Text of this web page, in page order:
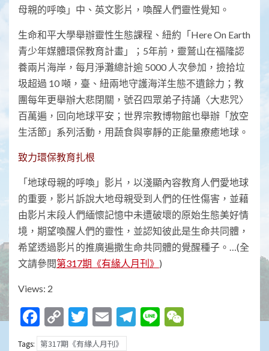
母親的呼喚」中、英文影片，喚醒人們靈性覺知。
生命和平大學舉辦靈性生態課程、紐約「Here On Earth
青少年媒體環保教育計畫」；5年前，靈鷲山在福隆認
養兩片海岸，每月淨灘總計逾 5000 人次參加，撿拾垃
圾超過 10 噸，臺、紐兩地守護海洋生態不遺餘力；教
團每年更舉辦大悲閉關，號召四眾弟子持誦〈大悲咒〉
百萬遍，回向地球平安；世界宗教博物館也舉辦「放空
生活節」系列活動，用蔬食與寧靜的正能量療癒地球。
致力環保教育扎根
「地球母親的呼喚」影片，以淺顯內容教育人們愛地球
的重要，影片訴說大地母親受到人們的任性傷害，並藉
由影片末段人們緬懷記憶中未遭破壞的原始生態美好情
境，期望喚醒人們的靈性，並認知彼此是生命共同體，
希望透過影片的推廣遍撒生命共同體的覺醒種子。…(全
文請參閱第317期《有緣人月刊》 )
Views: 2
Facebook
Copy
Link
Twitter
EmailTelegram
Line
Tags: 第317期《有緣人月刊》